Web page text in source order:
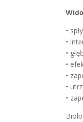
•
•
•
•
•
•
•